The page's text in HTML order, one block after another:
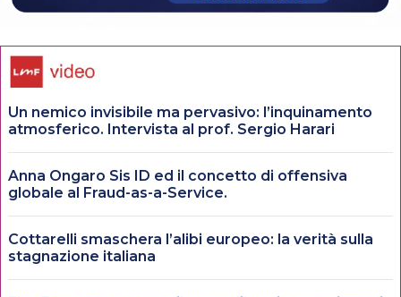
Un nemico invisibile ma pervasivo: l’inquinamento
atmosferico. Intervista al prof. Sergio Harari
Anna Ongaro Sis ID ed il concetto di offensiva
globale al Fraud-as-a-Service.
Cottarelli smaschera l’alibi europeo: la verità sulla
stagnazione italiana